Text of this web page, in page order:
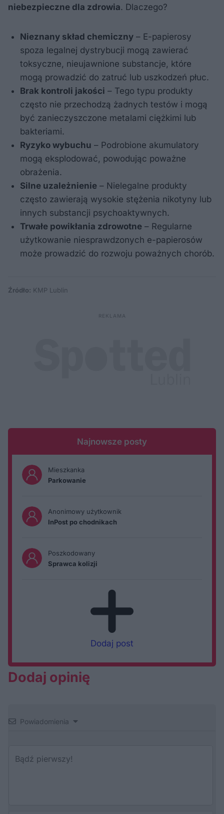
niebezpieczne dla zdrowia. Dlaczego?
Nieznany skład chemiczny – E-papierosy
spoza legalnej dystrybucji mogą zawierać
toksyczne, nieujawnione substancje, które
mogą prowadzić do zatruć lub uszkodzeń płuc.
Brak kontroli jakości – Tego typu produkty
często nie przechodzą żadnych testów i mogą
być zanieczyszczone metalami ciężkimi lub
bakteriami.
Ryzyko wybuchu – Podrobione akumulatory
mogą eksplodować, powodując poważne
obrażenia.
Silne uzależnienie – Nielegalne produkty
często zawierają wysokie stężenia nikotyny lub
innych substancji psychoaktywnych.
Trwałe powikłania zdrowotne – Regularne
użytkowanie niesprawdzonych e-papierosów
może prowadzić do rozwoju poważnych chorób.
Źródło: KMP Lublin
Najnowsze posty
Mieszkanka
Parkowanie
Anonimowy użytkownik
InPost po chodnikach
Poszkodowany
Sprawca kolizji
Dodaj post
Dodaj opinię
Powiadomienia